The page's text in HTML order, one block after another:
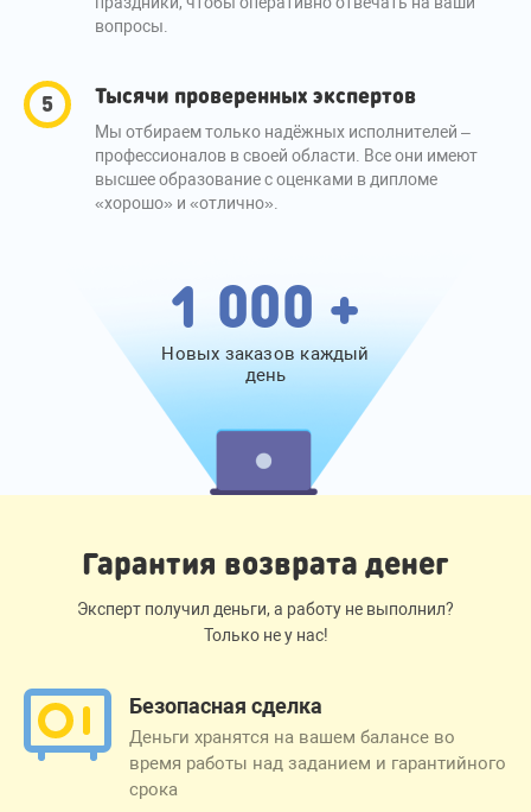
вопросы.
Тысячи проверенных экспертов
Мы отбираем только надёжных исполнителей –
профессионалов в своей области. Все они имеют
высшее образование с оценками в дипломе
«хорошо» и «отлично».
1 000 +
Новых заказов каждый
день
Гарантия возврата денег
Эксперт получил деньги, а работу не выполнил?
Только не у нас!
Безопасная сделка
Деньги хранятся на вашем балансе во
время работы над заданием и гарантийного
срока